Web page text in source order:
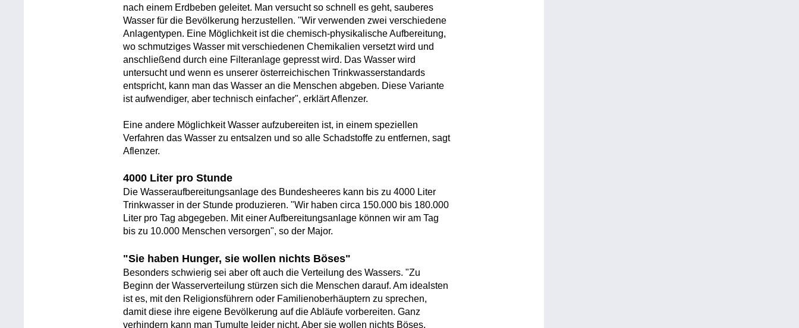
nach einem Erdbeben geleitet. Man versucht so schnell es geht, sauberes
Wasser für die Bevölkerung herzustellen. "Wir verwenden zwei verschiedene
Anlagentypen. Eine Möglichkeit ist die chemisch-physikalische Aufbereitung,
wo schmutziges Wasser mit verschiedenen Chemikalien versetzt wird und
anschließend durch eine Filteranlage gepresst wird. Das Wasser wird
untersucht und wenn es unserer österreichischen Trinkwasserstandards
entspricht, kann man das Wasser an die Menschen abgeben. Diese Variante
ist aufwendiger, aber technisch einfacher", erklärt Aflenzer.
Eine andere Möglichkeit Wasser aufzubereiten ist, in einem speziellen
Verfahren das Wasser zu entsalzen und so alle Schadstoffe zu entfernen, sagt
Aflenzer.
4000 Liter pro Stunde
Die Wasseraufbereitungsanlage des Bundesheeres kann bis zu 4000 Liter
Trinkwasser in der Stunde produzieren. "Wir haben circa 150.000 bis 180.000
Liter pro Tag abgegeben. Mit einer Aufbereitungsanlage können wir am Tag
bis zu 10.000 Menschen versorgen", so der Major.
"Sie haben Hunger, sie wollen nichts Böses"
Besonders schwierig sei aber oft auch die Verteilung des Wassers. "Zu
Beginn der Wasserverteilung stürzen sich die Menschen darauf. Am idealsten
ist es, mit den Religionsführern oder Familienoberhäuptern zu sprechen,
damit diese ihre eigene Bevölkerung auf die Abläufe vorbereiten. Ganz
verhindern kann man Tumulte leider nicht. Aber sie wollen nichts Böses,